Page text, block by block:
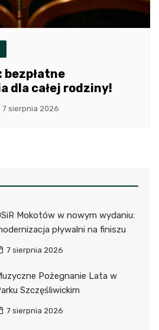
bezpłatne
dla całej rodziny!
7 sierpnia 2026
Mokotów w nowym wydaniu:
pływalni na finiszu
7 sierpnia 2026
Pożegnanie Lata w
Szczęśliwickim
7 sierpnia 2026